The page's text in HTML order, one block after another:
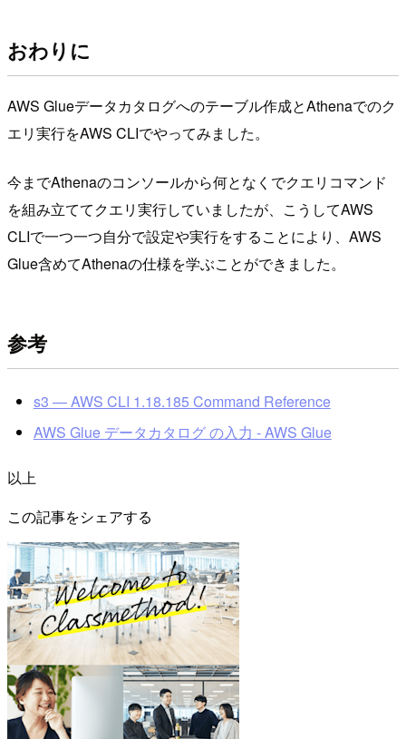
おわりに
AWS Glueデータカタログへのテーブル作成とAthenaでのク
エリ実行をAWS CLIでやってみました。
今までAthenaのコンソールから何となくでクエリコマンド
を組み立ててクエリ実行していましたが、こうしてAWS
CLIで一つ一つ自分で設定や実行をすることにより、AWS
Glue含めてAthenaの仕様を学ぶことができました。
参考
s3 — AWS CLI 1.18.185 Command Reference
AWS Glue データカタログ の入力 - AWS Glue
以上
この記事をシェアする